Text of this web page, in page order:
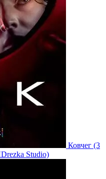
Ковчег (3
Studio)